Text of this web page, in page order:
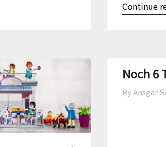
Continue
Noch 6
By Ansgar